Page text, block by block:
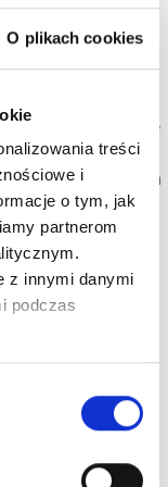
O plikach cookies
treści
i
o tym, jak
partnerom
z innymi danymi
podczas
w Polsce
aś o tym, by
z sektorem
startup
który
– Partnerem